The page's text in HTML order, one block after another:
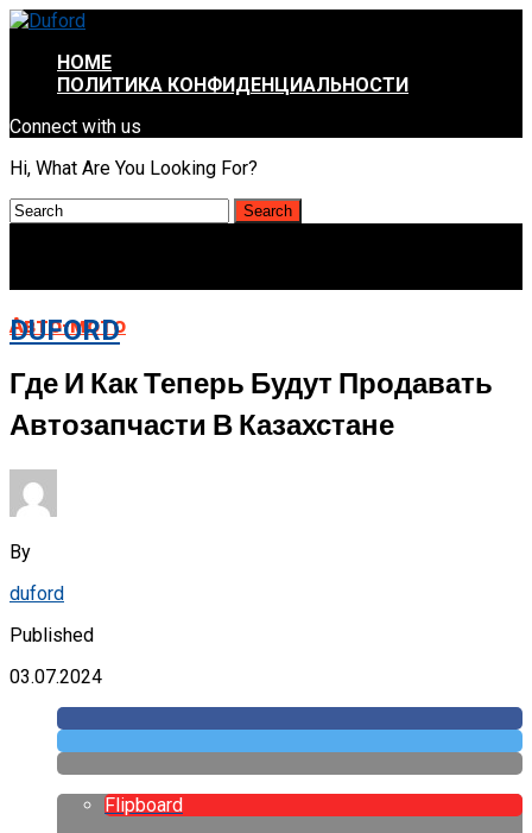
HOME
ПОЛИТИКА КОНФИДЕНЦИАЛЬНОСТИ
Connect with us
Hi, What Are You Looking For?
DUFORD
Авто-мото
Где И Как Теперь Будут Продавать
Автозапчасти В Казахстане
By
duford
Published
03.07.2024
Flipboard